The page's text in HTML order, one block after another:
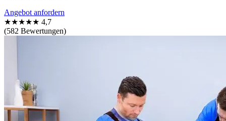
Angebot anfordern
★★★★★ 4,7
(582 Bewertungen)